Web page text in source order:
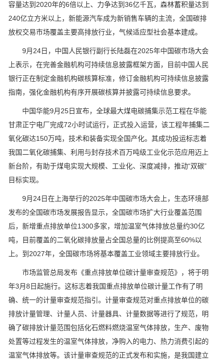
容量达到2020年的6倍以上、力争达到36亿千瓦，森林蓄积量达到
240亿立方米以上，新能源汽车成为新销售车辆的主流，全国碳排
放权交易市场覆盖主要高排放行业，气候适应型社会基本建成。
9月24日，中国人民银行副行长陆磊在2025年中国碳市场大会
上表示，在完善金融机构可持续信息披露框架方面，目前中国人民
银行正在制定金融机构碳核算标准，修订金融机构可持续信息披露
指南，强化金融机构有序开展碳核算并披露可持续信息要求。
中国华能9月25日宣布，全球最大煤电碳捕集示范工程在华能
甘肃正宁电厂完成72小时试运行，正式投入运营，该工程年捕集二
氧化碳达150万吨，技术和装备实现全国产化。其成功投运标志着
我国二氧化碳捕集、利用与封存技术百万吨级工业化示范应用迈上
新台阶，有助于煤电实现大规模、工业化、深度减排，推动“双碳”
目标实现。
9月24日在上海举行的2025年中国碳市场大会上，生态环境部
发布的全国碳市场发展报告显示，全国碳市场扩大行业覆盖范围
后，新增重点排放单位1300多家，增加温室气体排放总量约30亿
吨，目前覆盖的二氧化碳排放量占全国总量的比例提高至60%以
上。到2027年，全国碳市场将基本覆盖工业领域主要排放行业。
市场监管总局发布《重点排放单位碳计量审查规范》，将于明
年3月8日起施行。这标志着我国重点排放单位碳计量工作有了明
确、统一的计量审查规范指引。计量审查规范对重点排放单位的碳
排放计量管理、计量人员、计量器具、计量数据等进行了规范，明
确了碳排放计量范围包括化石燃料燃烧温室气体排放，生产、废物
处置等过程发生的温室气体排放，净购入的电力、热力消费引起的
温室气体排放等。该计量审查规范的正式发布和实施，是我国建立